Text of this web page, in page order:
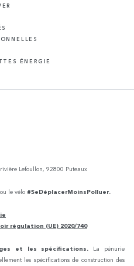
ÉNERGIE
Lefoullon, 92800 Puteaux
le vélo #SeDéplacerMoinsPolluer.
régulation (UE) 2020/740
et les spécifications.
La pénurie
les spécifications de construction des